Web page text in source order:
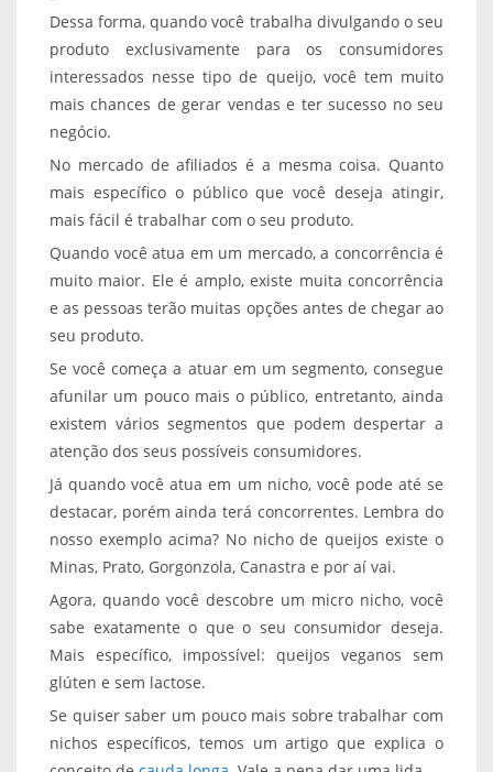
Dessa forma, quando você trabalha divulgando o seu
produto exclusivamente para os consumidores
interessados nesse tipo de queijo, você tem muito
mais chances de gerar vendas e ter sucesso no seu
negócio.
No mercado de afiliados é a mesma coisa. Quanto
mais específico o público que você deseja atingir,
mais fácil é trabalhar com o seu produto.
Quando você atua em um mercado, a concorrência é
muito maior. Ele é amplo, existe muita concorrência
e as pessoas terão muitas opções antes de chegar ao
seu produto.
Se você começa a atuar em um segmento, consegue
afunilar um pouco mais o público, entretanto, ainda
existem vários segmentos que podem despertar a
atenção dos seus possíveis consumidores.
Já quando você atua em um nicho, você pode até se
destacar, porém ainda terá concorrentes. Lembra do
nosso exemplo acima? No nicho de queijos existe o
Minas, Prato, Gorgonzola, Canastra e por aí vai.
Agora, quando você descobre um micro nicho, você
sabe exatamente o que o seu consumidor deseja.
Mais específico, impossível: queijos veganos sem
glúten e sem lactose.
Se quiser saber um pouco mais sobre trabalhar com
nichos específicos, temos um artigo que explica o